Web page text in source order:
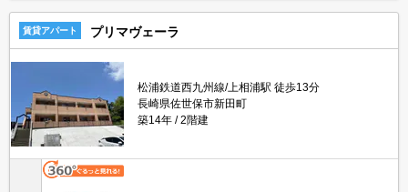
賃貸アパート プリマヴェーラ
松浦鉄道西九州線/上相浦駅 徒歩13分
長崎県佐世保市新田町
築14年
2階建